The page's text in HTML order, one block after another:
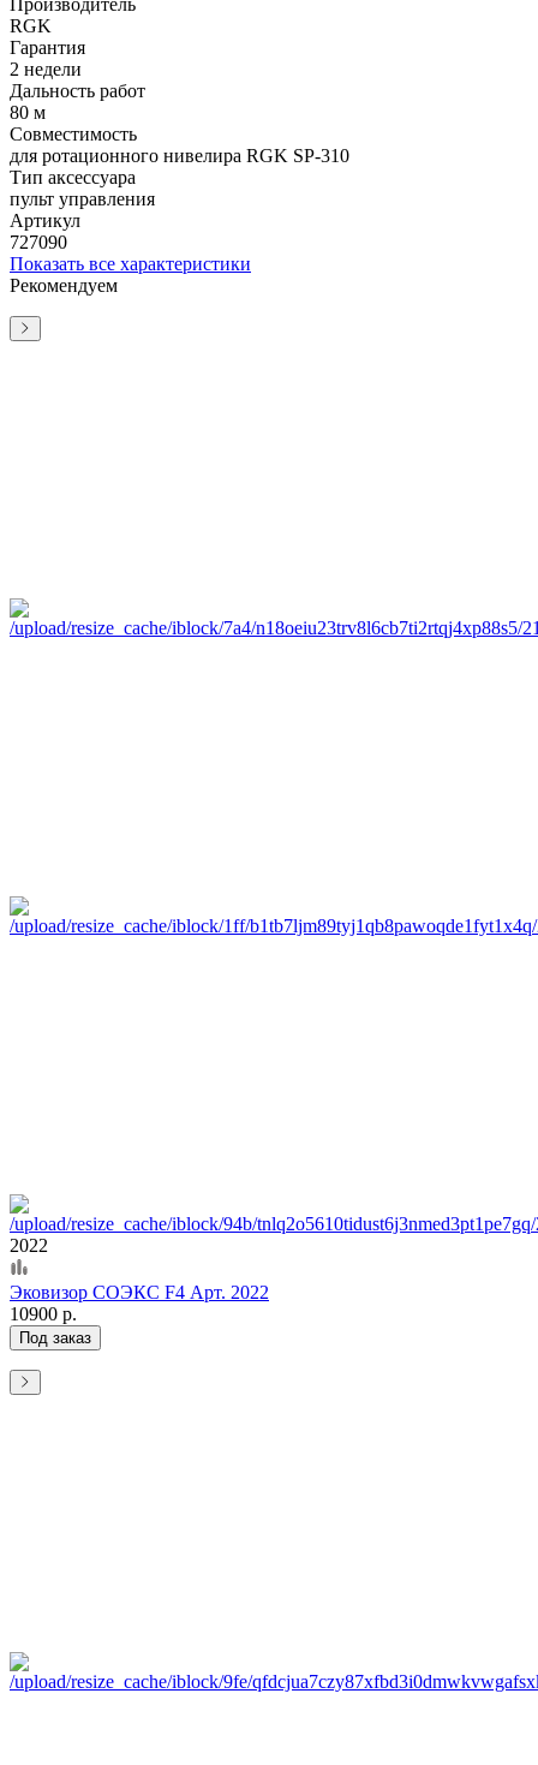
RGK
Гарантия
2 недели
Дальность работ
80 м
Совместимость
для ротационного нивелира RGK SP-310
Тип аксессуара
пульт управления
Артикул
727090
Показать все характеристики
Рекомендуем
2022
Эковизор СОЭКС F4 Арт. 2022
10900 р.
Под заказ